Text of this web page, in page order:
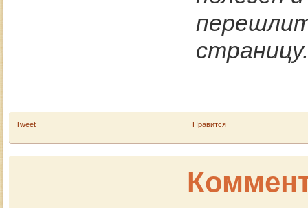
страницу.
Tweet Нравится